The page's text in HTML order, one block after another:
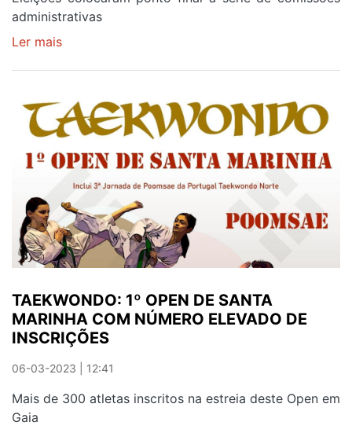
administrativas
Ler mais
CANDALENSE
COM
NOVOS
ÓRGÃOS
SOCIAIS
TAEKWONDO: 1º OPEN DE SANTA
MARINHA COM NÚMERO ELEVADO DE
INSCRIÇÕES
06-03-2023 | 12:41
Mais de 300 atletas inscritos na estreia deste Open em
Gaia